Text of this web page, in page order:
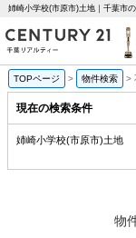
姉崎小学校(市原市)土地｜千葉市
TOPページ > 物件検索 >
現在の検索条件
姉崎小学校(市原市)土地
物